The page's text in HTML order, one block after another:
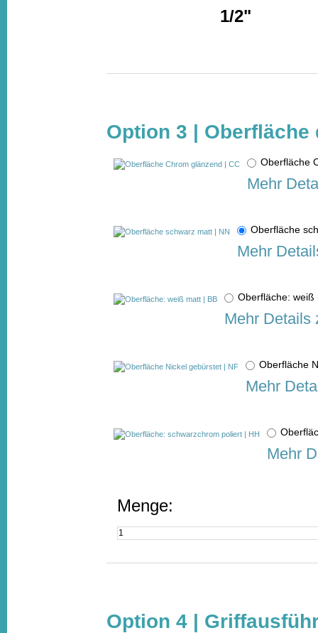
1/2"
Option 3 |
Oberfläche
Mehr
Oberfläche
Mehr
Oberfläche:
Mehr Details
Oberfläche
Mehr
Mehr
Menge:
Option 4 |